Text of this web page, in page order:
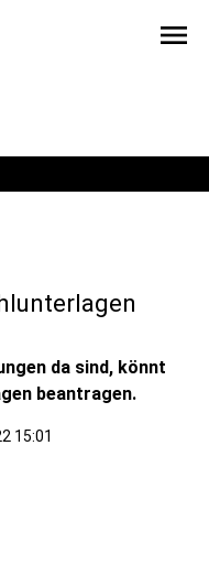
menu
da sind, könnt
beantragen.
15:01